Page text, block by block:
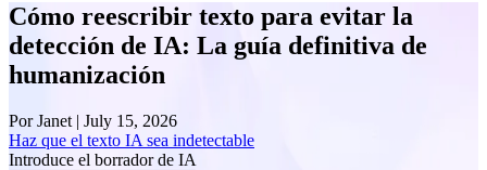
Cómo reescribir texto para evitar la
detección de IA: La guía definitiva de
humanización
Por Janet | July 15, 2026
Haz que el texto IA sea indetectable
Introduce el borrador de IA